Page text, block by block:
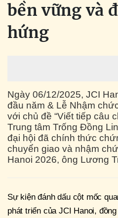
bền vững và
hứng
Ngày 06/12/2025, JCI
đầu năm & Lễ Nhậm
với chủ đề “Viết tiếp câu
Trung tâm Trống Đồng
đại hội đã chính thức
chuyển giao và nhậm
Hanoi 2026, ông Lương
Sự kiện đánh dấu cột mốc
phát triển của JCI Hanoi,